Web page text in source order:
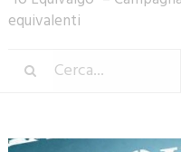
equivalenti